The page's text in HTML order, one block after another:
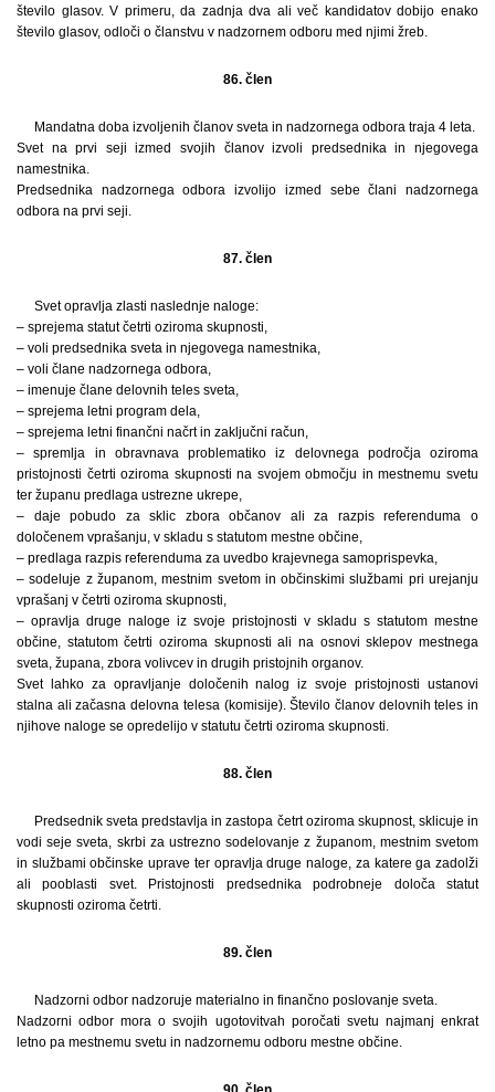
število glasov. V primeru, da zadnja dva ali več kandidatov dobijo enako
število glasov, odloči o članstvu v nadzornem odboru med njimi žreb.
86. člen
Mandatna doba izvoljenih članov sveta in nadzornega odbora traja 4 leta.
Svet na prvi seji izmed svojih članov izvoli predsednika in njegovega
namestnika.
Predsednika nadzornega odbora izvolijo izmed sebe člani nadzornega
odbora na prvi seji.
87. člen
Svet opravlja zlasti naslednje naloge:
– sprejema statut četrti oziroma skupnosti,
– voli predsednika sveta in njegovega namestnika,
– voli člane nadzornega odbora,
– imenuje člane delovnih teles sveta,
– sprejema letni program dela,
– sprejema letni finančni načrt in zaključni račun,
– spremlja in obravnava problematiko iz delovnega področja oziroma
pristojnosti četrti oziroma skupnosti na svojem območju in mestnemu svetu
ter županu predlaga ustrezne ukrepe,
– daje pobudo za sklic zbora občanov ali za razpis referenduma o
določenem vprašanju, v skladu s statutom mestne občine,
– predlaga razpis referenduma za uvedbo krajevnega samoprispevka,
– sodeluje z županom, mestnim svetom in občinskimi službami pri urejanju
vprašanj v četrti oziroma skupnosti,
– opravlja druge naloge iz svoje pristojnosti v skladu s statutom mestne
občine, statutom četrti oziroma skupnosti ali na osnovi sklepov mestnega
sveta, župana, zbora volivcev in drugih pristojnih organov.
Svet lahko za opravljanje določenih nalog iz svoje pristojnosti ustanovi
stalna ali začasna delovna telesa (komisije). Število članov delovnih teles in
njihove naloge se opredelijo v statutu četrti oziroma skupnosti.
88. člen
Predsednik sveta predstavlja in zastopa četrt oziroma skupnost, sklicuje in
vodi seje sveta, skrbi za ustrezno sodelovanje z županom, mestnim svetom
in službami občinske uprave ter opravlja druge naloge, za katere ga zadolži
ali pooblasti svet. Pristojnosti predsednika podrobneje določa statut
skupnosti oziroma četrti.
89. člen
Nadzorni odbor nadzoruje materialno in finančno poslovanje sveta.
Nadzorni odbor mora o svojih ugotovitvah poročati svetu najmanj enkrat
letno pa mestnemu svetu in nadzornemu odboru mestne občine.